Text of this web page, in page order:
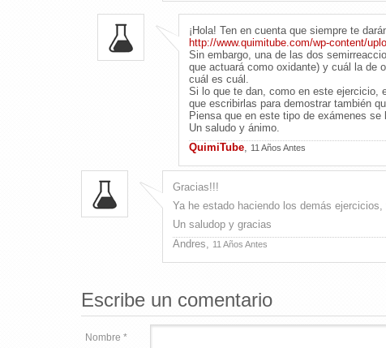
¡Hola! Ten en cuenta que siempre te
http://www.quimitube.com/wp-content/
Sin embargo, una de las dos
que actuará como oxidante) y cuál la de
cuál es cuál.
Si lo que te dan, como en este ejercicio,
que escribirlas para demostrar también
Piensa que en este tipo de exámenes
Un saludo y ánimo.
QuimiTube, 11 Años Antes
Gracias!!!
Ya he estado haciendo los demás
Un saludop y gracias
Andres, 11 Años Antes
Escribe un comentario
Nombre *